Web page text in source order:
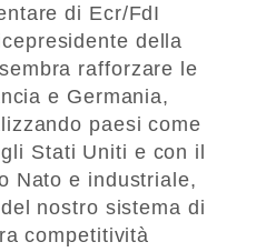
di Ecr/FdI
della
rafforzare le
e Germania,
paesi come
Stati Uniti e con il
Nato e industriale,
nostro sistema di
competitività